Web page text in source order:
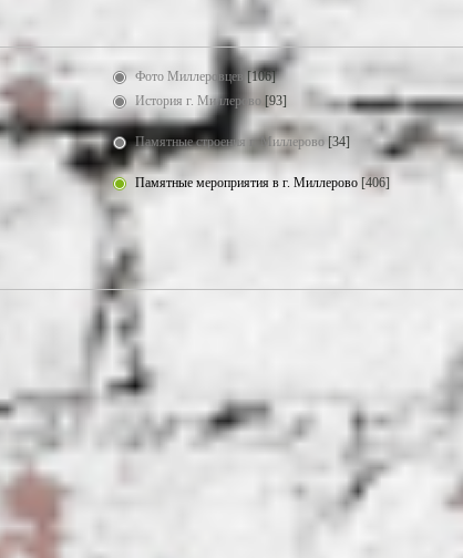
Фото Миллеровцев [106]
История г. Миллерово [93]
Памятные строения г. Миллерово [34]
Памятные мероприятия в г. Миллерово [406]